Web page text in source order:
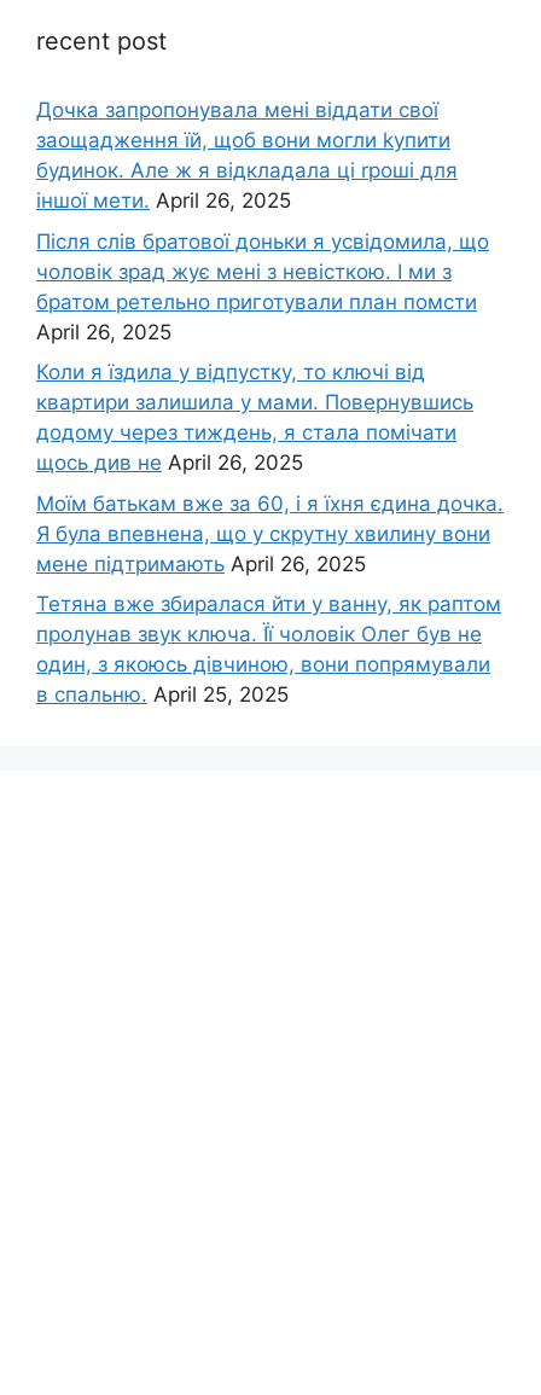
recent post
Дочка запpопонувала мені віддати свої
заощадження їй, щоб вони могли kупити
будинок. Але ж я відкладала ці rроші для
іншої мети. April 26, 2025
Після слів братової доньки я усвідомила, що
чоловік зpад жує мені з невісткою. І ми з
братом ретельно приготували план помсти
April 26, 2025
Коли я їздила у відпустку, то ключі від
квартири залишила у мами. Повернувшись
додому через тиждень, я стала помічати
щось див не April 26, 2025
Моїм батькам вже за 60, і я їхня єдина дочка.
Я була впевнена, що у скрутну хвилину вони
мене підтримають April 26, 2025
Тетяна вже збиралася йти у ванну, як раптом
пролунав звук ключа. Її чоловік Олег був не
один, з якоюсь дівчиною, вони попрямували
в спальню. April 25, 2025